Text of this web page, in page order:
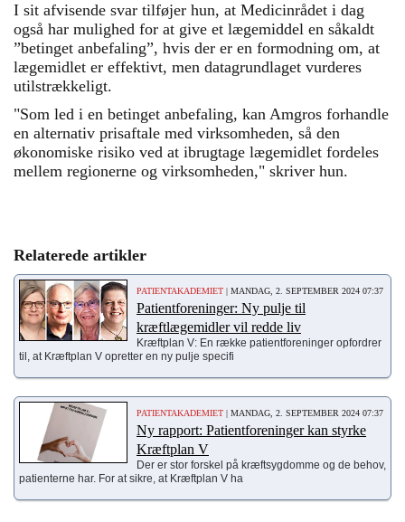
I sit afvisende svar tilføjer hun, at Medicinrådet i dag
også har mulighed for at give et lægemiddel en såkaldt
”betinget anbefaling”, hvis der er en formodning om, at
lægemidlet er effektivt, men datagrundlaget vurderes
utilstrækkeligt.
"Som led i en betinget anbefaling, kan Amgros forhandle
en alternativ prisaftale med virksomheden, så den
økonomiske risiko ved at ibrugtage lægemidlet fordeles
mellem regionerne og virksomheden," skriver hun.
Relaterede artikler
PATIENTAKADEMIET | MANDAG, 2. SEPTEMBER 2024 07:37
Patientforeninger: Ny pulje til
kræftlægemidler vil redde liv
Kræftplan V: En række patientforeninger opfordrer
til, at Kræftplan V opretter en ny pulje specifi
PATIENTAKADEMIET | MANDAG, 2. SEPTEMBER 2024 07:37
Ny rapport: Patientforeninger kan styrke
Kræftplan V
Der er stor forskel på kræftsygdomme og de behov,
patienterne har. For at sikre, at Kræftplan V ha